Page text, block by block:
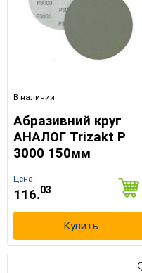
В наличии
Абразивний круг
АНАЛОГ Trizakt Р
3000 150мм
Цена:
116.03
Купить